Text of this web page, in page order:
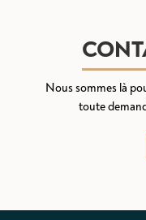
Nous sommes là
toute